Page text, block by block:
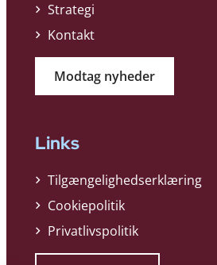
Strategi
Kontakt
Modtag nyheder
Links
Tilgængelighedserklæring
Cookiepolitik
Privatlivspolitik